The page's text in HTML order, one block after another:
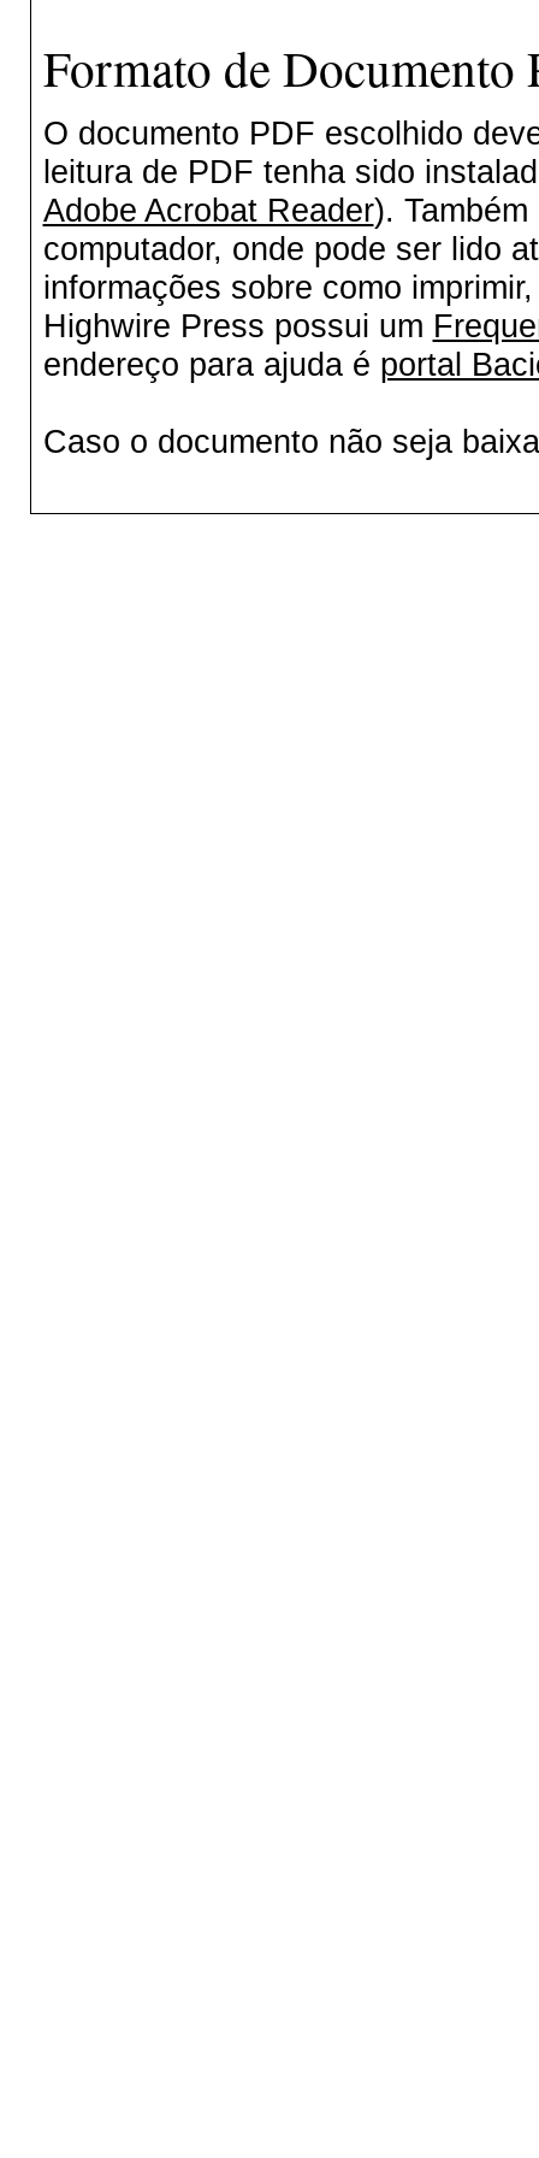
Formato de
O documento PDF escolhido
leitura de PDF tenha sido
Adobe Acrobat Reader).
computador, onde pode ser lido
informações sobre como
Highwire Press possui um
endereço para ajuda é portal
Caso o documento não seja